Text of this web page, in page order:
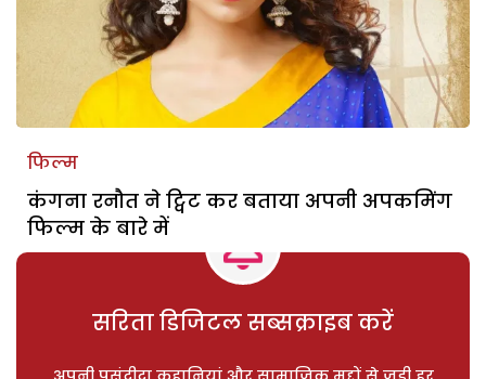
फिल्म
कंगना रनौत ने ट्विट कर बताया अपनी अपकमिंग
फिल्म के बारे में
सरिता डिजिटल सब्सक्राइब करें